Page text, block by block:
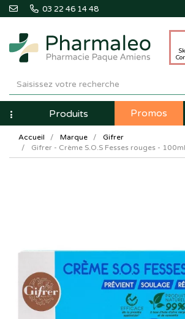
03 22 46 14 48
Pharmaleo
Pharmacie
Paque
Amiens
NavigationProduits Promos
Accueil Marque
Gifrer
Gifrer - Crème S.O.S Fesses rouges - 100ml